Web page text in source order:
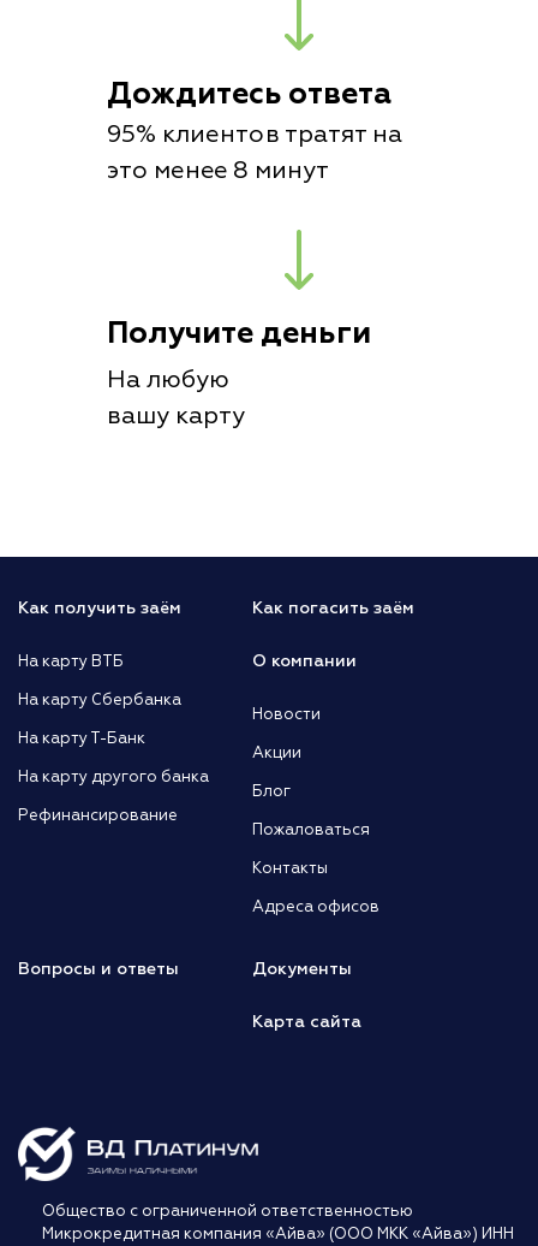
Дождитесь ответа
95% клиентов тратят на
это менее 8 минут
Получите деньги
На любую
вашу карту
Как получить заём
На карту ВТБ
На карту Сбербанка
На карту Т-Банк
На карту другого банка
Рефинансирование
Как погасить заём
О компании
Новости
Акции
Блог
Пожаловаться
Контакты
Адреса офисов
Вопросы и ответы Документы
Карта сайта
Общество с ограниченной ответственностью
Микрокредитная компания «Айва» (ООО МКК «Айва») ИНН